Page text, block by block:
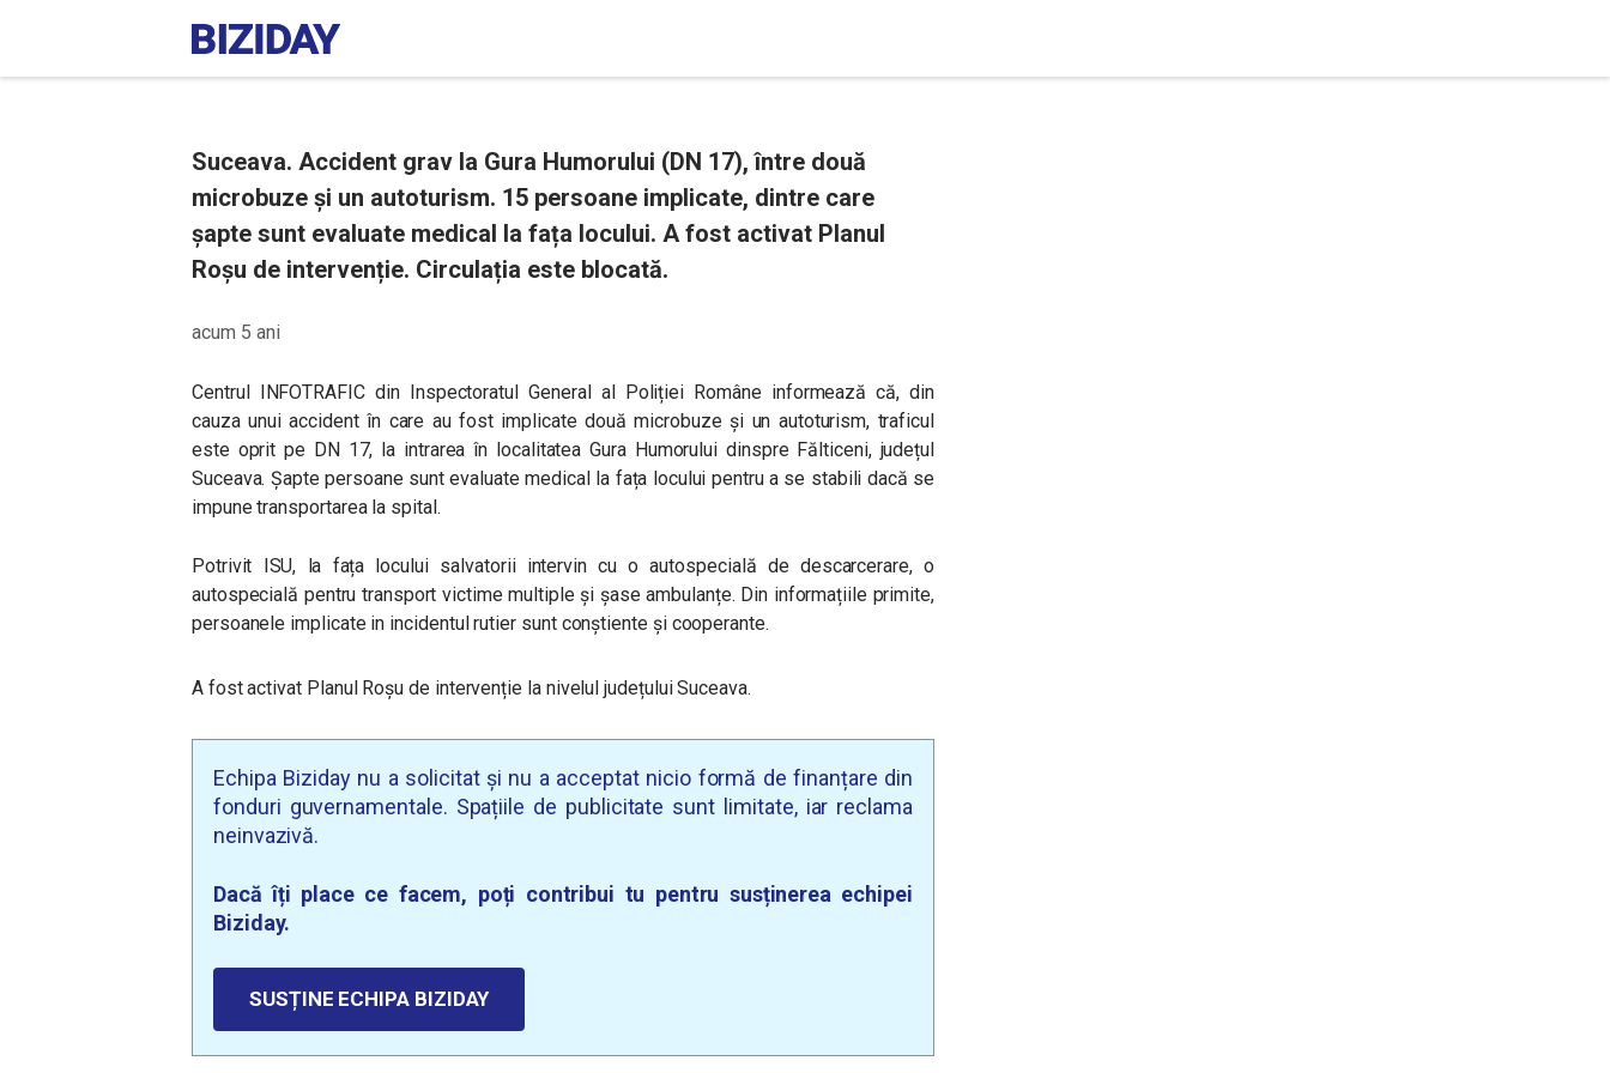
Suceava. Accident grav la Gura Humorului (DN 17), între două
microbuze și un autoturism. 15 persoane implicate, dintre care
șapte sunt evaluate medical la fața locului. A fost activat Planul
Roșu de intervenție. Circulația este blocată.
acum 5 ani
Centrul INFOTRAFIC din Inspectoratul General al Poliției Române informează că, din
cauza unui accident în care au fost implicate două microbuze și un autoturism, traficul
este oprit pe DN 17, la intrarea în localitatea Gura Humorului dinspre Fălticeni, județul
Suceava. Șapte persoane sunt evaluate medical la fața locului pentru a se stabili dacă se
impune transportarea la spital.
Potrivit ISU, la fața locului salvatorii intervin cu o autospecială de descarcerare, o
autospecială pentru transport victime multiple și șase ambulanțe. Din informațiile primite,
persoanele implicate in incidentul rutier sunt conștiente și cooperante.
A fost activat Planul Roșu de intervenție la nivelul județului Suceava.
Echipa Biziday nu a solicitat și nu a acceptat nicio formă de finanțare din
fonduri guvernamentale. Spațiile de publicitate sunt limitate, iar reclama
neinvazivă.
Dacă îți place ce facem, poți contribui tu pentru susținerea echipei
Biziday.
SUSȚINE ECHIPA BIZIDAY